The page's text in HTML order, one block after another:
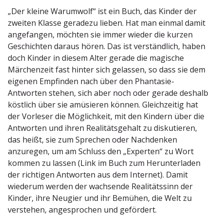
„Der kleine Warumwolf“ ist ein Buch, das Kinder der
zweiten Klasse geradezu lieben. Hat man einmal damit
angefangen, möchten sie immer wieder die kurzen
Geschichten daraus hören. Das ist verständlich, haben
doch Kinder in diesem Alter gerade die magische
Märchenzeit fast hinter sich gelassen, so dass sie dem
eigenen Empfinden nach über den Phantasie-
Antworten stehen, sich aber noch oder gerade deshalb
köstlich über sie amüsieren können. Gleich­zeitig hat
der Vorleser die Möglichkeit, mit den Kindern über die
Antworten und ihren Reali­täts­gehalt zu disku­tieren,
das heißt, sie zum Sprechen oder Nachdenken
anzuregen, um am Schluss den „Experten“ zu Wort
kommen zu lassen (Link im Buch zum Herun­ter­laden
der richtigen Antworten aus dem Internet). Damit
wiederum werden der wachsende Reali­tätssinn der
Kinder, ihre Neugier und ihr Bemühen, die Welt zu
verstehen, angesprochen und gefördert.